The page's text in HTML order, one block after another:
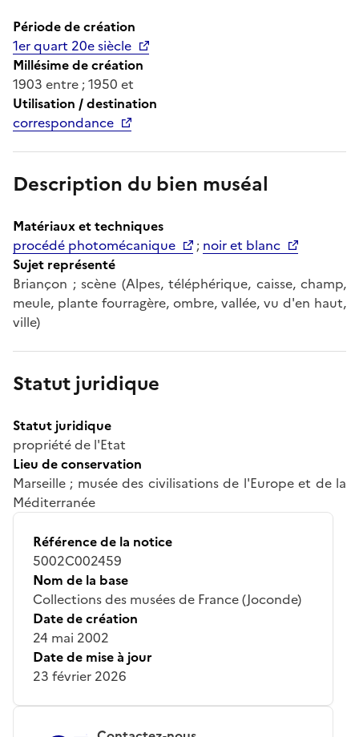
Période de création
1er quart 20e siècle
Millésime de création
1903 entre ; 1950 et
Utilisation / destination
correspondance
Description du bien muséal
Matériaux et techniques
procédé photomécanique
; noir et blanc
Sujet représenté
Briançon ; scène (Alpes, téléphérique, caisse, champ,
meule, plante fourragère, ombre, vallée, vu d'en haut,
ville)
Statut juridique
Statut juridique
propriété de l'Etat
Lieu de conservation
Marseille ; musée des civilisations de l'Europe et de la
Méditerranée
Référence de la notice
5002C002459
Nom de la base
Collections des musées de France (Joconde)
Date de création
24 mai 2002
Date de mise à jour
23 février 2026